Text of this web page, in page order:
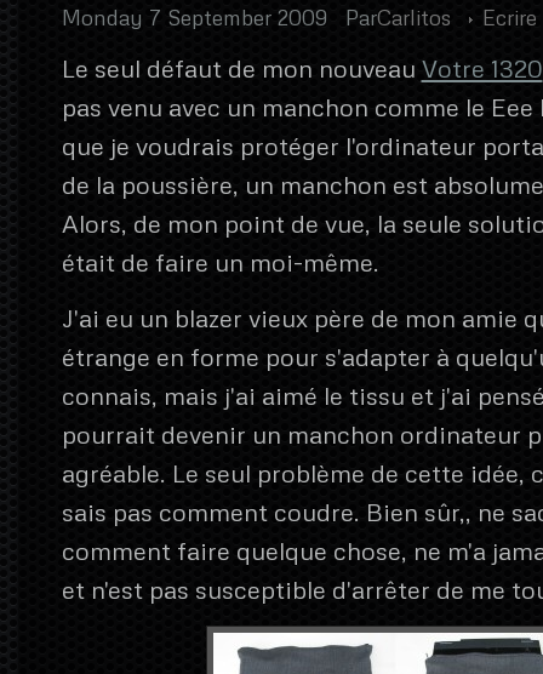
Monday 7 September 2009 ParCarlitos
Le seul défaut de mon nouveau Votre 1320
pas venu avec un manchon comme le Eee
que je voudrais protéger l'ordinateur
de la poussière, un manchon est
Alors, de mon point de vue, la seule
était de faire un moi-même.
J'ai eu un blazer vieux père de mon amie
étrange en forme pour s'adapter à
connais, mais j'ai aimé le tissu et j'ai
pourrait devenir un manchon ordinateur
agréable. Le seul problème de cette idée,
sais pas comment coudre. Bien sûr,, ne
comment faire quelque chose, ne m'a
et n'est pas susceptible d'arrêter de me